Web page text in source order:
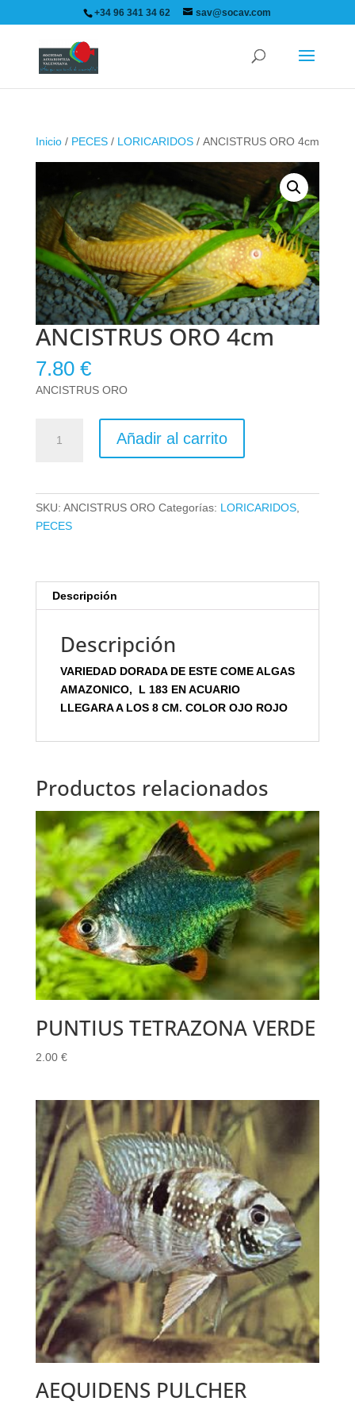
+34 96 341 34 62 sav@socav.com
Inicio/ PECES/ LORICARIDOS/ ANCISTRUS ORO 4cm
ANCISTRUS ORO 4cm
7.80 €
ANCISTRUS ORO
ORO
Añadir al carrito
SKU: ANCISTRUS ORO Categorías: LORICARIDOS,
PECES
Descripción
Descripción
VARIEDAD DORADA DE ESTE COME ALGAS
AMAZONICO, L 183 EN ACUARIO
LLEGARA A LOS 8 CM. COLOR OJO ROJO
Productos relacionados
PUNTIUS TETRAZONA VERDE
2.00 €
AEQUIDENS PULCHER